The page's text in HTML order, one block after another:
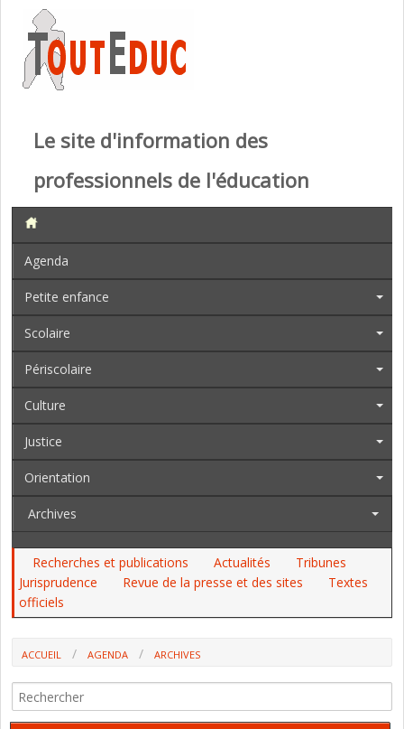
Le site d'information des
professionnels de l'éducation
Agenda
Petite enfance
Scolaire
Périscolaire
Culture
Justice
Orientation
Archives
Recherches et publications Actualités
Tribunes
Jurisprudence
Revue de la presse et des sites
Textes
officiels
ACCUEIL AGENDA
ARCHIVES
(COLLOQUE DU SNUIPP) REPORTE